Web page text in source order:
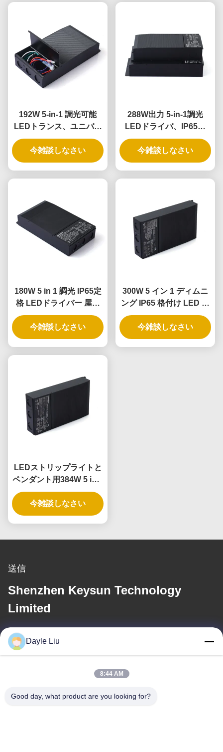
192W 5-in-1 調光可能
LEDトランス、ユニバー
サル位相調光アプリケー
ション向けIP65定格
今雑談しなさい
288W出力 5-in-1調光
LEDドライバ、IP65定
格、ユニバーサル照明用
途向け
今雑談しなさい
180W 5 in 1 調光 IP65定
格 LEDドライバー 屋外
および屋内照明用途向け
今雑談しなさい
300W 5 イン 1 ディムニ
ング IP65 格付け LED ド
ライバ
今雑談しなさい
LEDストリップライトと
ペンダント用384W 5 in 1
調光IP65定格LEDドライ
バ
今雑談しなさい
送信
Shenzhen Keysun Technology
Limited
電子メール
power06@szzhpower.com
住所
Dayle Liu
8:44 AM
Good day, what product are you looking for?